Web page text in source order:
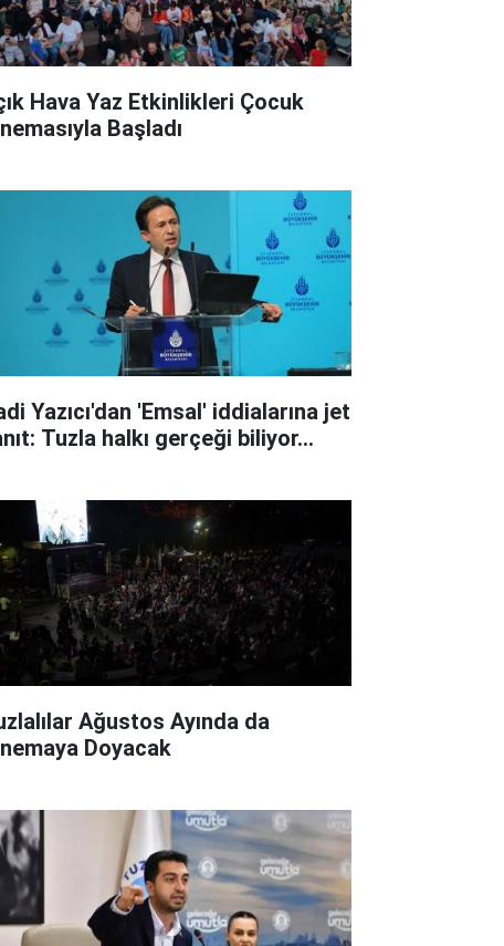
Hava Yaz Etkinlikleri Çocuk
Başladı
Yazıcı'dan 'Emsal' iddialarına jet
Tuzla halkı gerçeği biliyor...
Ağustos Ayında da
Doyacak